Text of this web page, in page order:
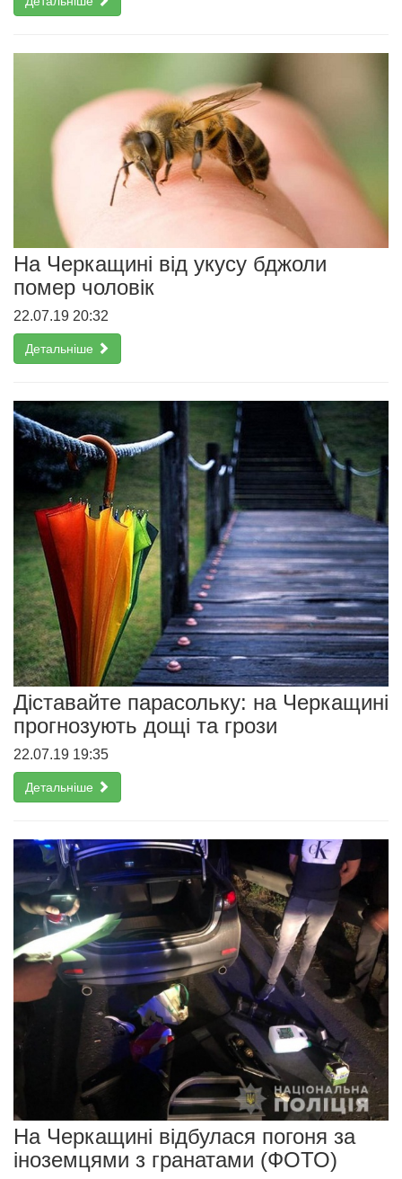
На Черкащині від укусу бджоли
помер чоловік
22.07.19 20:32
Детальніше
Діставайте парасольку: на Черкащині
прогнозують дощі та грози
22.07.19 19:35
Детальніше
На Черкащині відбулася погоня за
іноземцями з гранатами (ФОТО)